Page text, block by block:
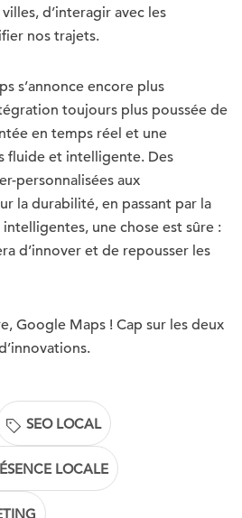
d’interagir avec les
nos trajets.
s’annonce encore plus
toujours plus poussée de
en temps réel et une
fluide et intelligente. Des
personnalisées aux
la durabilité, en passant par la
une chose est sûre :
d’innover et de repousser les
Google Maps ! Cap sur les deux
SEO LOCAL
LOCALE